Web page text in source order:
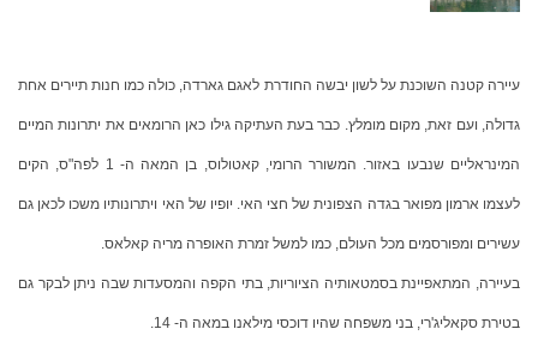
עיירה קטנה השוכנת על לשון יבשה החודרת לאגם גארדה, כולה כמו חנות תיירים אחת
גדולה, ועם זאת, מקום מומלץ. כבר בעת העתיקה גילו כאן הרומאים את יתרונות המיים
המינראליים שנבעו באזור. המשורר הרומי, קאטולוס, בן המאה ה- 1 לפה"ס, הקים
לעצמו ארמון מפואר בגדה הצפונית של חצי האי. יופיו של האי ויתרונותיו משכו לכאן גם
עשירים ומפורסמים מכל העולם, כמו למשל זמרת האופרה מריה קאלאס.
בעיירה, המתאפיינת בסמטאותיה הציוריות, בתי הקפה והמסעדות שבה ניתן לבקר גם
בטירת סקאליג'רי, בני משפחה שהיו דוכסי מילאנו במאה ה- 14.